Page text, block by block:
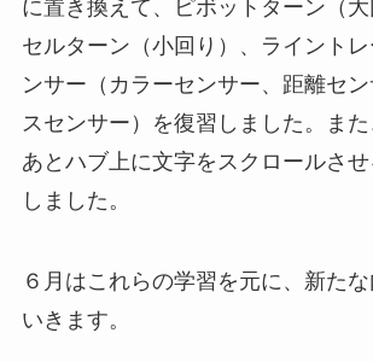
に置き換えて、ピボットターン（
セルターン（小回り）、ライント
ンサー（カラーセンサー、距離セ
スセンサー）を復習しました。ま
あとハブ上に文字をスクロールさ
しました。
６月はこれらの学習を元に、新た
いきます。